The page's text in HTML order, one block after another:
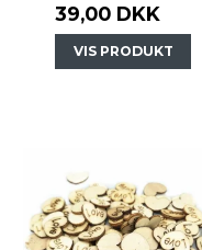
39,00 DKK
VIS PRODUKT